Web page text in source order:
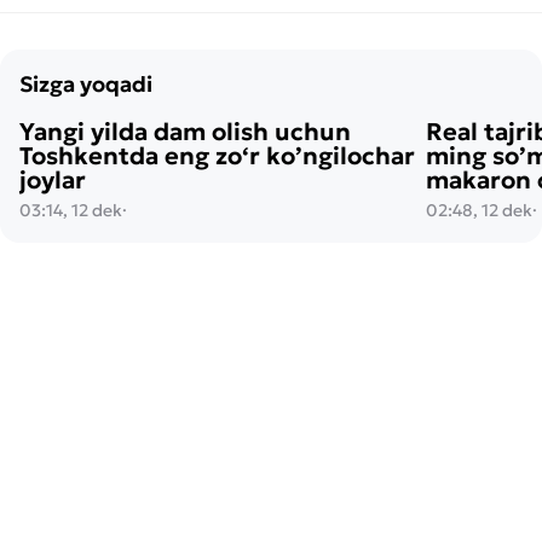
Sizga yoqadi
Yangi yilda dam olish uchun
Toshkentda eng zo‘r ko’ngilochar
joylar
03:14, 12 dek·
Real
ming
makaron
02:48, 12 dek·